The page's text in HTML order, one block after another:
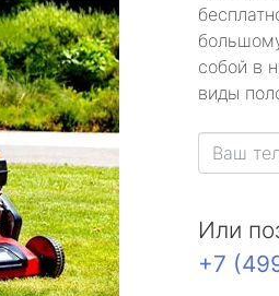
собой в
виды
Или
+7